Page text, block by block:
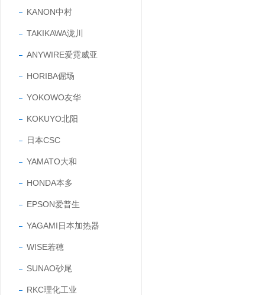
KANON中村
TAKIKAWA泷川
ANYWIRE爱霓威亚
HORIBA倔场
YOKOWO友华
KOKUYO北阳
日本CSC
YAMATO大和
HONDA本多
EPSON爱普生
YAGAMI日本加热器
WISE若穂
SUNAO砂尾
RKC理化工业